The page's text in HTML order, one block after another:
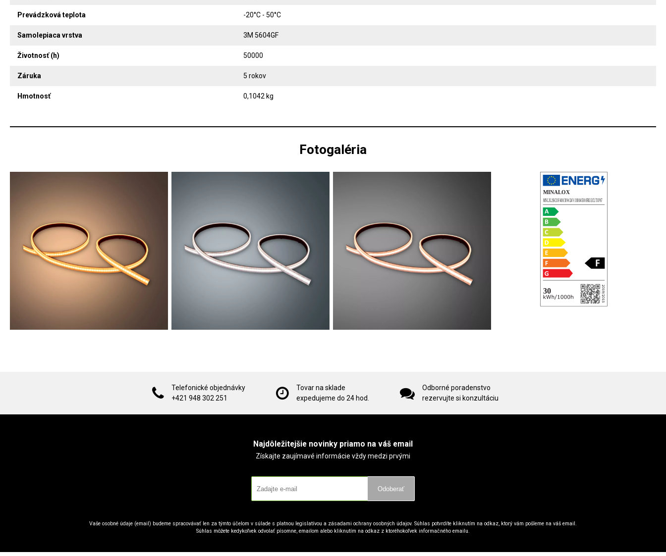
Prevádzková teplota -20°C - 50°C
Samolepiaca vrstva 3M 5604GF
Životnosť (h) 50000
Záruka 5 rokov
Hmotnosť 0,1042 kg
Fotogaléria
Telefonické objednávky
+421 948 302 251
Tovar na sklade
expedujeme do 24 hod.
Odborné poradenstvo
rezervujte si konzultáciu
Najdôležitejšie novinky priamo na váš email
Získajte zaujímavé informácie vždy medzi prvými
Odoberať
Vaše osobné údaje (email) budeme spracovávať len za týmto účelom v súlade s platnou legislatívou a zásadami ochrany osobných údajov. Súhlas potvrdíte kliknutím na odkaz, ktorý vám pošleme na váš email.
Súhlas môžete kedykoľvek odvolať písomne, emailom alebo kliknutím na odkaz z ktoréhokoľvek informačného emailu.